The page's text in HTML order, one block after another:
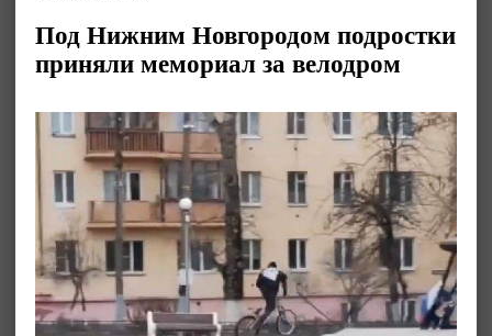
Под Нижним Новгородом подростки
приняли мемориал за велодром